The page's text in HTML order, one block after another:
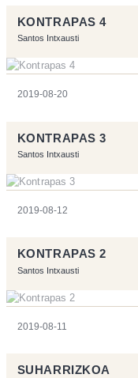
KONTRAPAS 4
Santos Intxausti
2019-08-20
KONTRAPAS 3
Santos Intxausti
2019-08-12
KONTRAPAS 2
Santos Intxausti
2019-08-11
SUHARRIZKOA